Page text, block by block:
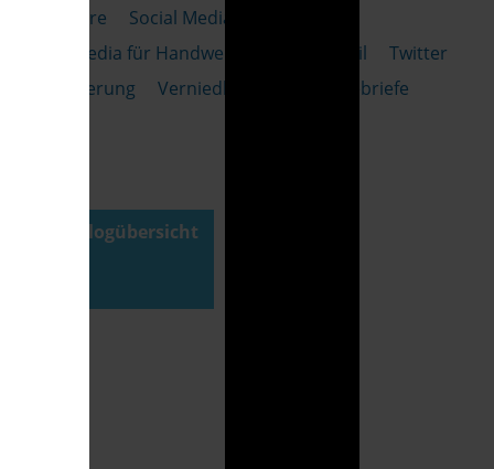
SlideShare
Social Media
Social Media für Handwerksbetriebe
Stil
Twitter
Verkleinerung
Verniedlichung
Werbebriefe
Zur Blogübersicht